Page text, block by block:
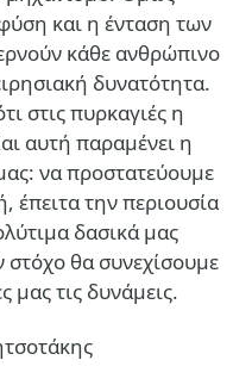
και η ένταση των
κάθε ανθρώπινο
δυνατότητα.
στις πυρκαγιές η
αυτή παραμένει η
να προστατεύουμε
την περιουσία
δασικά μας
θα συνεχίσουμε
μας τις δυνάμεις.